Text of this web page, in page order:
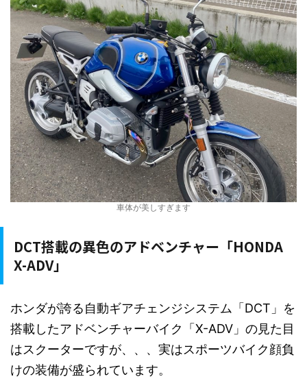
車体が美しすぎます
DCT搭載の異色のアドベンチャー「HONDA
X-ADV」
ホンダが誇る自動ギアチェンジシステム「DCT」を
搭載したアドベンチャーバイク「X-ADV」の見た目
はスクーターですが、、、実はスポーツバイク顔負
けの装備が盛られています。